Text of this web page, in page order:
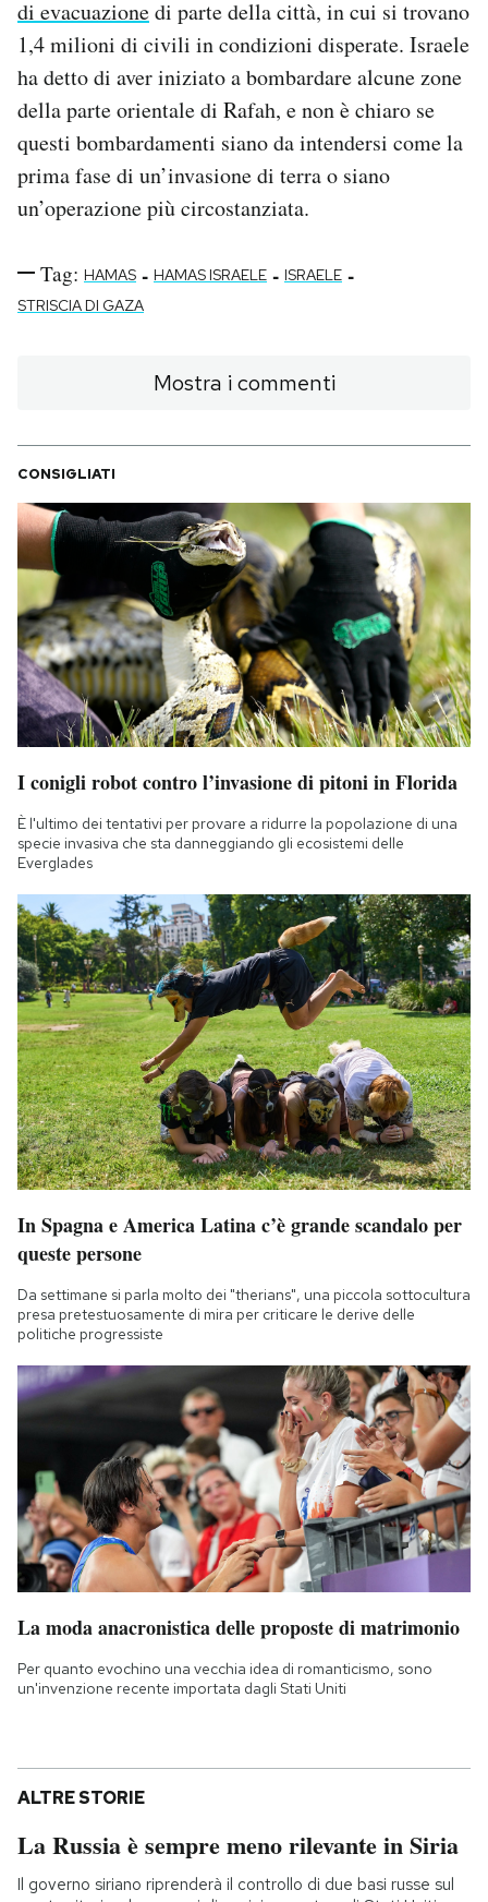
di evacuazionedi parte della città, in cui si trovano
1,4 milioni di civili in condizioni disperate. Israele
ha detto di aver iniziato a bombardare alcune zone
della parte orientale di Rafah, e non è chiaro se
questi bombardamenti siano da intendersi come la
prima fase di un’invasione di terra o siano
un’operazione più circostanziata.
Tag: HAMAS - HAMAS ISRAELE - ISRAELE -
STRISCIA DI GAZA
Mostra i commenti
CONSIGLIATI
I conigli robot contro l’invasione di pitoni in Florida
È l'ultimo dei tentativi per provare a ridurre la popolazione di una
specie invasiva che sta danneggiando gli ecosistemi delle
Everglades
In Spagna e America Latina c’è grande scandalo per
queste persone
Da settimane si parla molto dei "therians", una piccola sottocultura
presa pretestuosamente di mira per criticare le derive delle
politiche progressiste
La moda anacronistica delle proposte di matrimonio
Per quanto evochino una vecchia idea di romanticismo, sono
un'invenzione recente importata dagli Stati Uniti
ALTRE STORIE
La Russia è sempre meno rilevante in Siria
Il governo siriano riprenderà il controllo di due basi russe sul